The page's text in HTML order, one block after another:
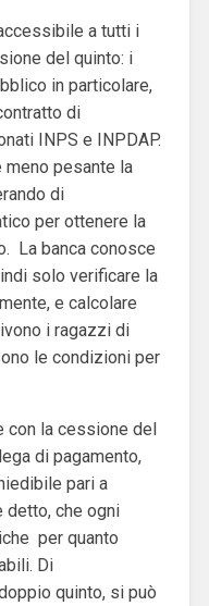
a tutti i
del quinto: i
in particolare,
di
INPS e INPDAP.
pesante la
di
per ottenere la
La banca conosce
solo verificare la
e calcolare
i ragazzi di
le condizioni per
con la cessione del
di pagamento,
pari a
detto, che ogni
per quanto
Di
quinto, si può